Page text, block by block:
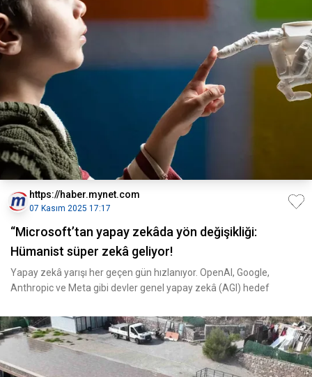
https://haber.mynet.com
07 Kasım 2025 17:17
“Microsoft’tan yapay zekâda yön değişikliği:
Hümanist süper zekâ geliyor!
Yapay zekâ yarışı her geçen gün hızlanıyor. OpenAI, Google,
Anthropic ve Meta gibi devler genel yapay zekâ (AGI) hedef